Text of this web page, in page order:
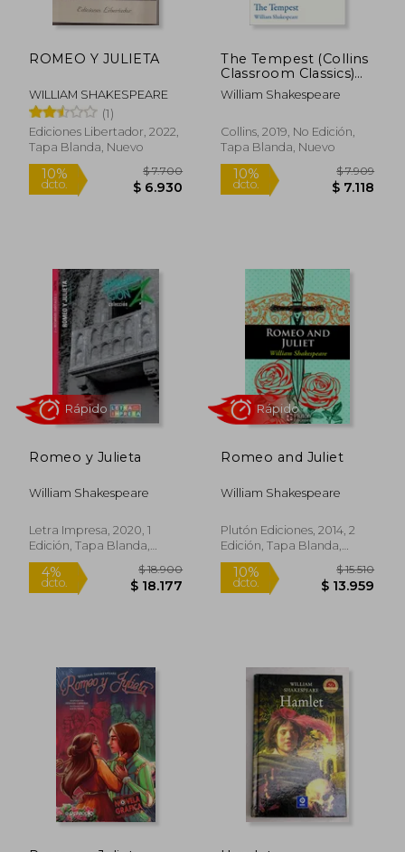
10%
dcto. $ 12.060
10%
dcto.
ROMEO Y JULIETA
WILLIAM SHAKESPEARE
(1)
Ediciones Libertador, 2022,
Tapa Blanda, Nuevo
10%
dcto. $ 6.930
The Tempest (Collins
Classroom Classics)
(en Inglés)
William Shakespeare
Collins, 2019, No Edición,
Tapa Blanda, Nuevo
10%
dcto.
Romeo y Julieta
William Shakespeare
Letra Impresa, 2020, 1
Edición, Tapa Blanda,
Nuevo
Romeo and Juliet
William Shakespeare
Plutón Ediciones, 2014, 2
Edición, Tapa Blanda,
Nuevo